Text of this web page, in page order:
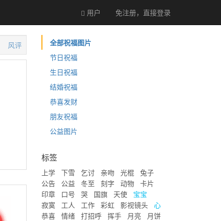
用户 免注册，直接登录
风评
全部祝福图片
节日祝福
生日祝福
结婚祝福
恭喜发财
朋友祝福
公益图片
标签
上学 下雪 乞讨 亲吻 光棍
兔子
公告
公益 冬至 刻字 动物
卡片
印章
口号 哭 国旗 天使
宝宝
寂寞
工人 工作 彩虹 影视镜头
心
恭喜
情绪 打招呼 挥手 月亮
月饼